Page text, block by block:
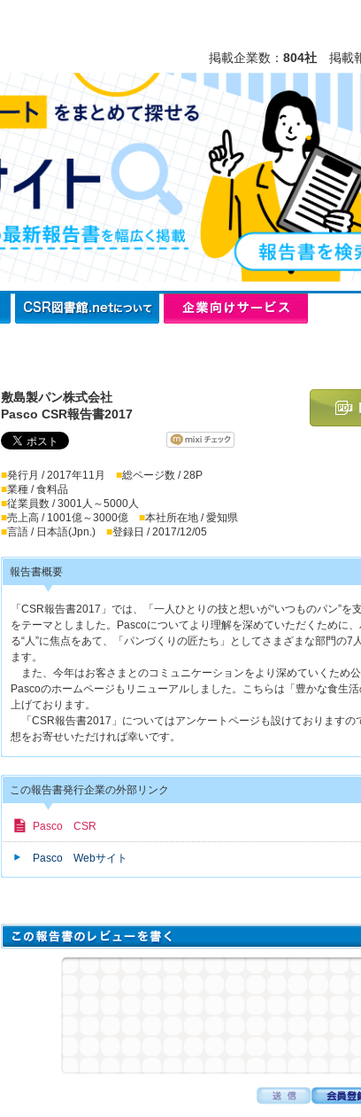
掲載企業数： 804社 掲載
敷島製パン株式会社
Pasco CSR報告書2017
■発行月 / 2017年11月 ■総ページ数 / 28P
■業種 / 食料品
■従業員数 / 3001人～5000人
■売上高 / 1001億～3000億 ■本社所在地 / 愛知県
■言語 / 日本語(Jpn.) ■登録日 / 2017/12/05
報告書概要
「CSR報告書2017」では、「一人ひとりの技と想いが“いつものパン”を
をテーマとしました。Pascoについてより理解を深めていただくために、
る“人”に焦点をあて、「パンづくりの匠たち」としてさまざまな部門の7
ます。
また、今年はお客さまとのコミュニケーションをより深めていくため公
Pascoのホームページもリニューアルしました。こちらは「豊かな食生活
上げております。
「CSR報告書2017」についてはアンケートページも設けておりますの
想をお寄せいただければ幸いです。
この報告書発行企業の外部リンク
Pasco CSR
Pasco Webサイト